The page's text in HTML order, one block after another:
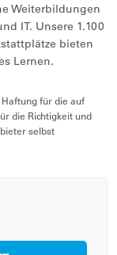
Weiterbildungen
IT. Unsere 1.100
bieten
Lernen.
für die auf
die Richtigkeit und
selbst